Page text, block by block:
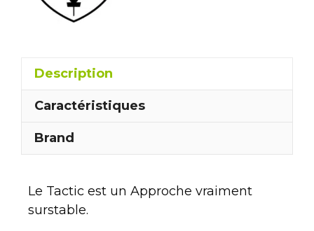
Description
Caractéristiques
Brand
Le Tactic est un Approche vraiment
surstable.